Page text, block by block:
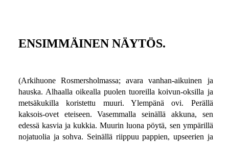
ENSIMMÄINEN NÄYTÖS.
(Arkihuone Rosmersholmassa; avara vanhan-aikuinen ja
hauska. Alhaalla oikealla puolen tuoreilla koivun-oksilla ja
metsäkukilla koristettu muuri. Ylempänä ovi. Perällä
kaksois-ovet eteiseen. Vasemmalla seinällä akkuna, sen
edessä kasvia ja kukkia. Muurin luona pöytä, sen ympärillä
nojatuolia ja sohva. Seinällä riippuu pappien, upseerien ja